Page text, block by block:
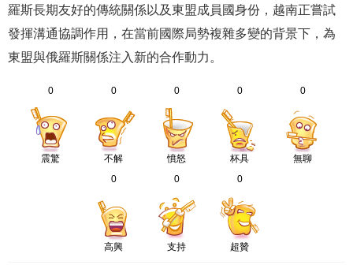
羅斯長期友好的傳統關係以及東盟成員國身份，越南正嘗試
發揮溝通協調作用，在當前國際局勢複雜多變的背景下，為
東盟與俄羅斯關係注入新的合作動力。
0
震驚
0
不解
0
憤怒
0
杯具
0
無聊
0
高興
0
支持
0
超贊